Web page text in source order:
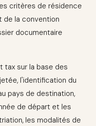
critères de résidence
de la convention
documentaire
tax sur la base des
l'identification du
pays de destination,
de départ et les
les modalités de